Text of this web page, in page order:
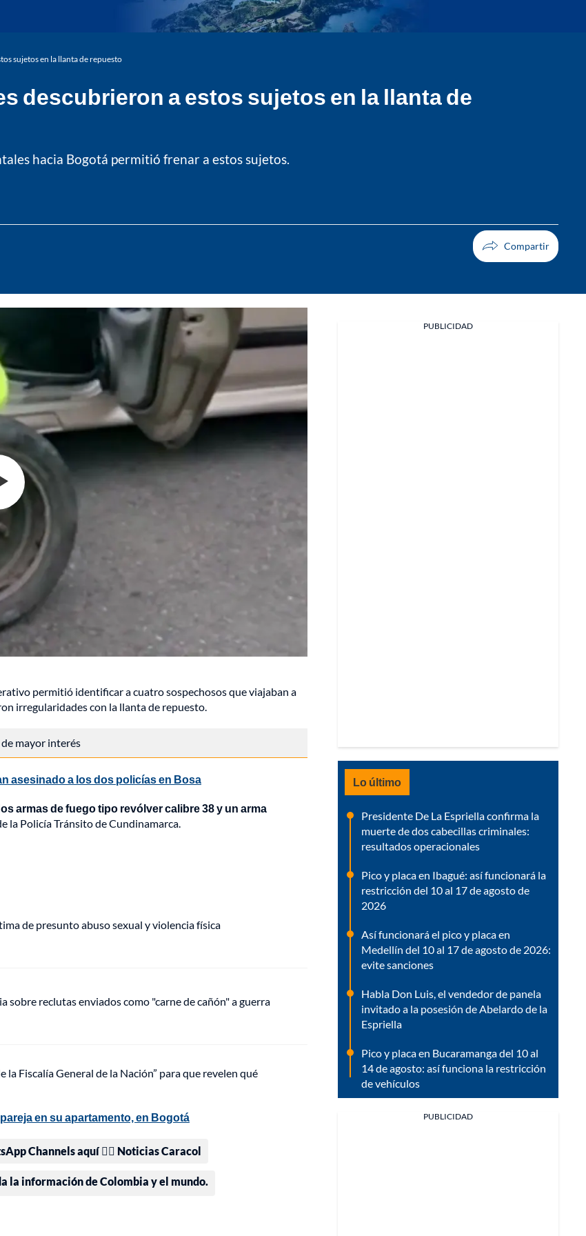
sujetos en la llanta de repuesto
descubrieron a estos sujetos en la llanta de
hacia Bogotá permitió frenar a estos sujetos.
permitió identificar a cuatro sospechosos que viajaban a
irregularidades con la llanta de repuesto.
mayor interés
asesinado a los dos policías en Bosa
armas de fuego tipo revólver calibre 38 y un arma
la Policía Tránsito de Cundinamarca.
de presunto abuso sexual y violencia física
sobre reclutas enviados como "carne de cañón" a guerra
Fiscalía General de la Nación” para que revelen qué
en su apartamento, en Bogotá
Channels aquí 👉🏻 Noticias Caracol
la información de Colombia y el mundo.
PUBLICIDAD
Lo último
Presidente De La Espriella confirma la
muerte de dos cabecillas criminales:
resultados operacionales
Pico y placa en Ibagué: así funcionará la
restricción del 10 al 17 de agosto de
2026
Así funcionará el pico y placa en
Medellín del 10 al 17 de agosto de 2026:
evite sanciones
Habla Don Luis, el vendedor de panela
invitado a la posesión de Abelardo de la
Espriella
Pico y placa en Bucaramanga del 10 al
14 de agosto: así funciona la restricción
de vehículos
PUBLICIDAD